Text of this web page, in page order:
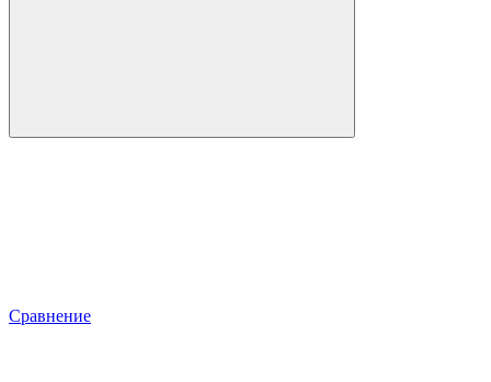
Сравнение